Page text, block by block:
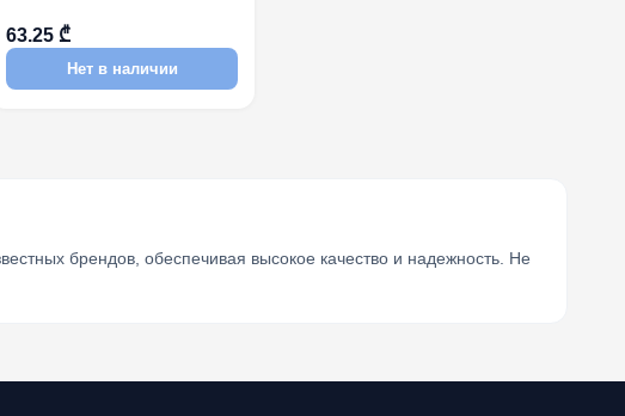
63.25 ₾
Нет в наличии
брендов, обеспечивая высокое качество и надежность. Не